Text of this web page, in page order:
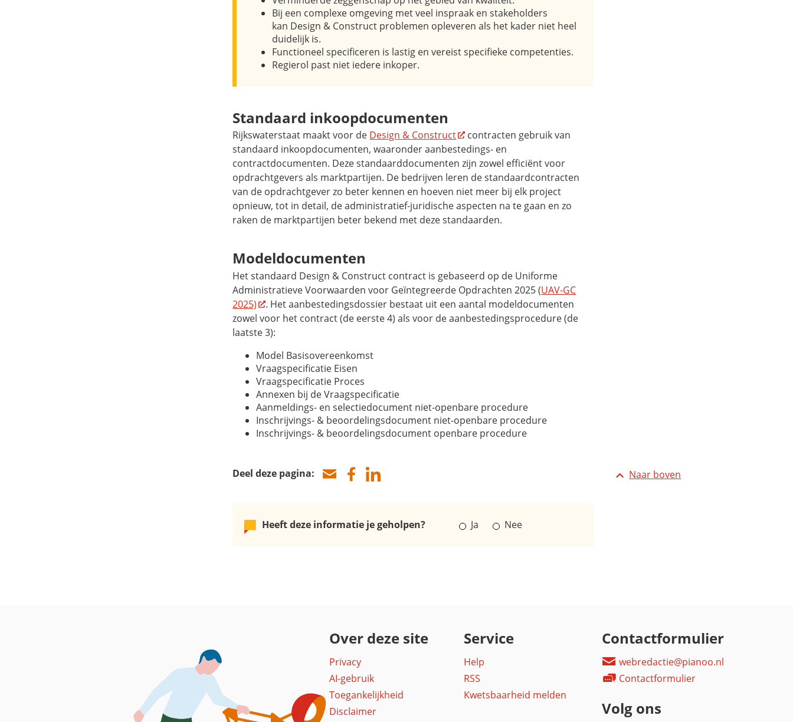
Bij een complexe omgeving met veel inspraak en stakeholders
kan Design & Construct problemen opleveren als het kader niet heel
duidelijk is.
Functioneel specificeren is lastig en vereist specifieke competenties.
Regierol past niet iedere inkoper.
Standaard inkoopdocumenten
Rijkswaterstaat maakt voor de Design & Construct
contracten gebruik van
standaard inkoopdocumenten, waaronder aanbestedings- en
contractdocumenten. Deze standaarddocumenten zijn zowel efficiënt voor
opdrachtgevers als marktpartijen. De bedrijven leren de standaardcontracten
van de opdrachtgever zo beter kennen en hoeven niet meer bij elk project
opnieuw, tot in detail, de administratief-juridische aspecten na te gaan en zo
raken de marktpartijen beter bekend met deze standaarden.
Modeldocumenten
Het standaard Design & Construct contract is gebaseerd op de Uniforme
Administratieve Voorwaarden voor Geïntegreerde Opdrachten 2025 (UAV-GC
2025)
. Het aanbestedingsdossier bestaat uit een aantal modeldocumenten
zowel voor het contract (de eerste 4) als voor de aanbestedingsprocedure (de
laatste 3):
Model Basisovereenkomst
Vraagspecificatie Eisen
Vraagspecificatie Proces
Annexen bij de Vraagspecificatie
Aanmeldings- en selectiedocument niet-openbare procedure
Inschrijvings- & beoordelingsdocument niet-openbare procedure
Inschrijvings- & beoordelingsdocument openbare procedure
Deel deze pagina:
Heeft deze informatie je geholpen? Ja Nee
Naar boven
Over deze site
Privacy
AI-gebruik
Toegankelijkheid
Disclaimer
Service
Help
RSS
Kwetsbaarheid melden
Contactformulier
webredactie@pianoo.nl
Contactformulier
Volg ons